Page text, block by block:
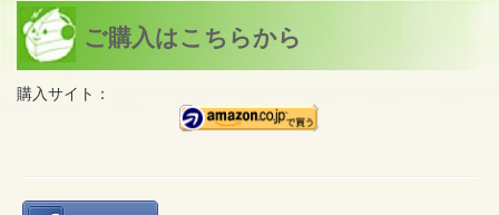
ご購入はこちらから
購入サイト：